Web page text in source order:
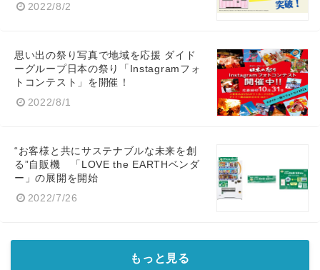
2022/8/2
思い出の祭り写真で地域を応援 ダイド
ーグループ日本の祭り「Instagramフォ
トコンテスト」を開催！
2022/8/1
“お客様と共にサステナブルな未来を創
る”自販機 「LOVE the EARTHベンダ
ー」の展開を開始
2022/7/26
もっと見る